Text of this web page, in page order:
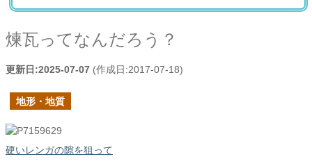
煉瓦ってなんだろう？
更新日:2025-07-07 (作成日:2017-07-18)
地形・地質
硬いレンガの隙を狙って